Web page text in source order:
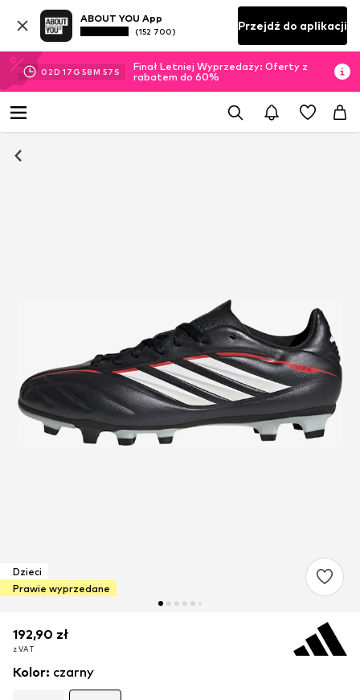
ABOUT YOU App
(152 700) Przejdź do aplikacji
02D 17 G 58M 56 S
Finał Letniej Wyprzedaży: Oferty z
rabatem do 60%
Dzieci
Prawie wyprzedane
192,90 zł
z VAT
192,90 zł
z VAT
Kolor: czarny